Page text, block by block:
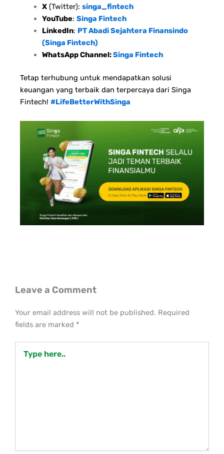
X(Twitter): singa_fintech
YouTube: Singa Fintech
LinkedIn: PT Abadi Sejahtera Finansindo
(Singa Fintech)
WhatsApp Channel:Singa Fintech
Tetap terhubung untuk mendapatkan solusi
keuangan yang terbaik dan terpercaya dari Singa
Fintech! #LifeBetterWithSinga
Leave a Comment
Your email address will not be published. Required
fields are marked *
here..